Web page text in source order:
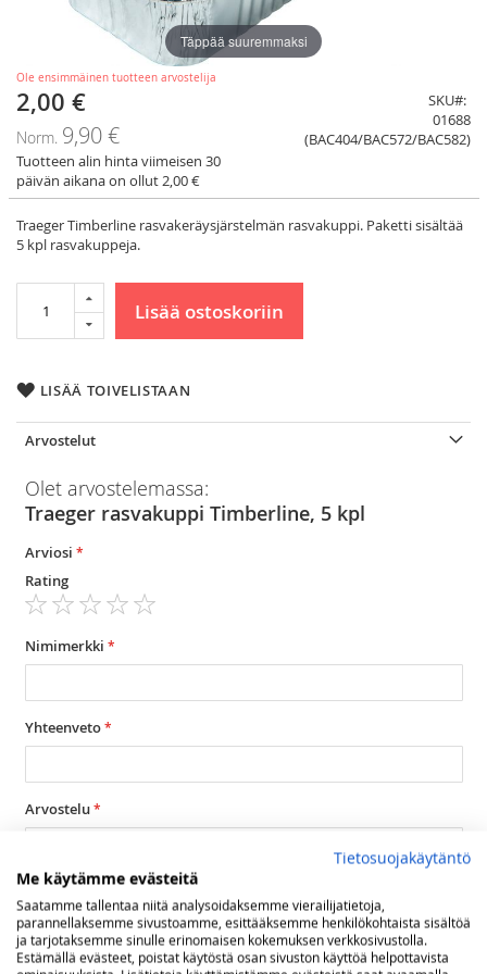
Ole ensimmäinen tuotteen arvostelija
Tarjoushinta
2,00 €
Norm. 9,90 €
Tuotteen alin hinta viimeisen 30
päivän aikana on ollut 2,00 €
SKU
01688
(BAC404/BAC572/BAC582)
Traeger Timberline rasvakeräysjärstelmän rasvakuppi. Paketti sisältää
5 kpl rasvakuppeja.
Lisää ostoskoriin
LISÄÄ TOIVELISTAAN
Täppää suuremmaksi
Arvostelut
Olet arvostelemassa:
Traeger rasvakuppi Timberline, 5 kpl
Arviosi
Rating
star
stars
stars
stars
stars
Nimimerkki
Yhteenveto
Arvostelu
Lähetä arvostelu
Tietosuojakäytäntö
Me käytämme evästeitä
Saatamme tallentaa niitä analysoidaksemme vierailijatietoja,
parannellaksemme sivustoamme, esittääksemme henkilökohtaista sisältöä
ja tarjotaksemme sinulle erinomaisen kokemuksen verkkosivustolla.
Estämällä evästeet, poistat käytöstä osan sivuston käyttöä helpottavista